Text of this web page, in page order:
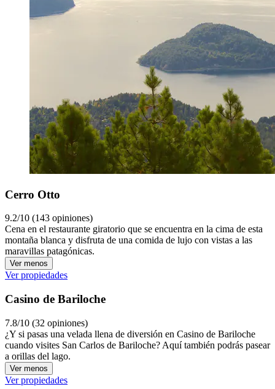
Cerro Otto
9.2/10 (143 opiniones)
Cena en el restaurante giratorio que se encuentra en la cima de esta
montaña blanca y disfruta de una comida de lujo con vistas a las
maravillas patagónicas.
Ver menos
Ver propiedades
Casino de Bariloche
7.8/10 (32 opiniones)
¿Y si pasas una velada llena de diversión en Casino de Bariloche
cuando visites San Carlos de Bariloche? Aquí también podrás pasear
a orillas del lago.
Ver menos
Ver propiedades